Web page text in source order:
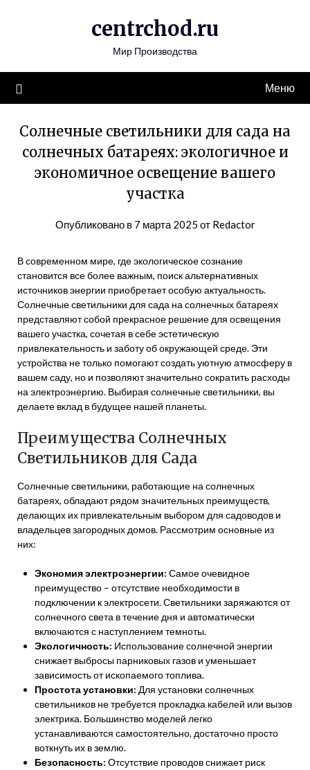
centrchod.ru
Мир Производства
Меню
Солнечные светильники для сада на
солнечных батареях: экологичное и
экономичное освещение вашего
участка
Опубликовано в 7 марта 2025 от Redactor
В современном мире, где экологическое сознание
становится все более важным, поиск альтернативных
источников энергии приобретает особую актуальность.
Солнечные светильники для сада на солнечных батареях
представляют собой прекрасное решение для освещения
вашего участка, сочетая в себе эстетическую
привлекательность и заботу об окружающей среде. Эти
устройства не только помогают создать уютную атмосферу в
вашем саду, но и позволяют значительно сократить расходы
на электроэнергию. Выбирая солнечные светильники, вы
делаете вклад в будущее нашей планеты.
Преимущества Солнечных
Светильников для Сада
Солнечные светильники, работающие на солнечных
батареях, обладают рядом значительных преимуществ,
делающих их привлекательным выбором для садоводов и
владельцев загородных домов. Рассмотрим основные из
них:
Экономия электроэнергии: Самое очевидное
преимущество – отсутствие необходимости в
подключении к электросети. Светильники заряжаются от
солнечного света в течение дня и автоматически
включаются с наступлением темноты.
Экологичность: Использование солнечной энергии
снижает выбросы парниковых газов и уменьшает
зависимость от ископаемого топлива.
Простота установки: Для установки солнечных
светильников не требуется прокладка кабелей или вызов
электрика. Большинство моделей легко
устанавливаются самостоятельно, достаточно просто
воткнуть их в землю.
Безопасность: Отсутствие проводов снижает риск